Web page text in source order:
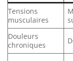
Tensions
musculaires
Douleurs
chroniques